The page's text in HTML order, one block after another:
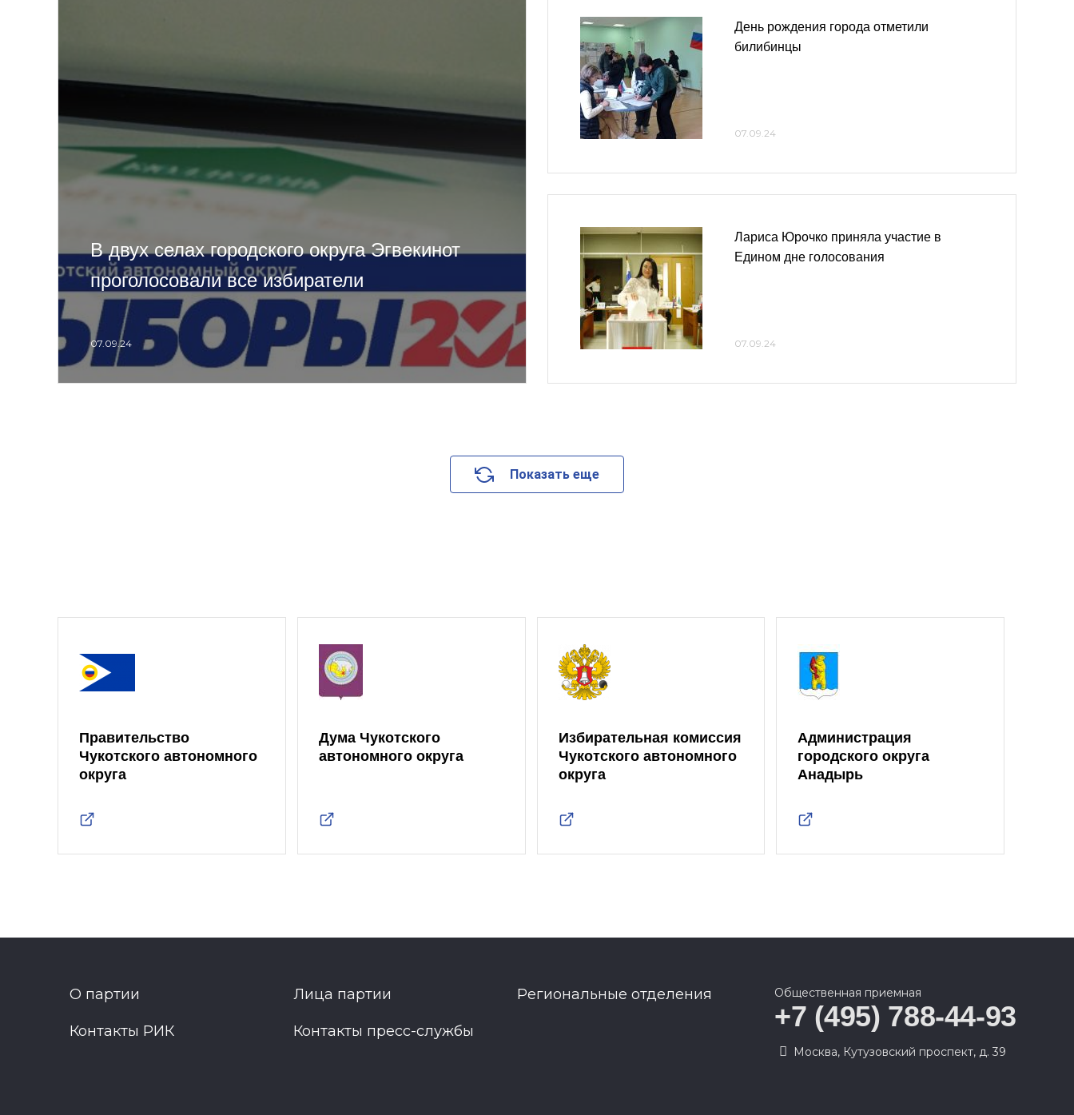
В двух селах городского округа Эгвекинот
проголосовали все избиратели
07.09.24
День рождения города отметили
билибинцы
07.09.24
Лариса Юрочко приняла участие в
Едином дне голосования
07.09.24
Показать еще
Правительство
Чукотского автономного
округа
Дума Чукотского
автономного округа
Избирательная комиссия
Чукотского автономного
округа
Администрация
городского округа
Анадырь
О партии Лица партии Региональные отделения
Контакты РИК Контакты пресс-службы
Общественная приемная
+7 (495) 788-44-93
Москва, Кутузовский проспект, д. 39